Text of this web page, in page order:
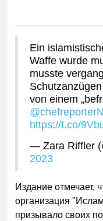
Ein
Waffe wurde
musste
von einem
https://t.co/
— Zara Riffler
2023
Издание отмечает,
организация
призывало своих